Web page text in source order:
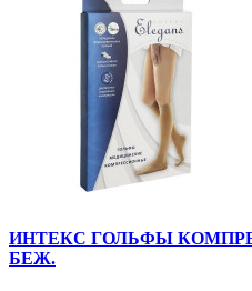
ИНТЕКС ГОЛЬФЫ
БЕЖ.